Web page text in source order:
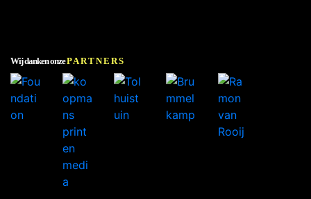
Wij danken onzePARTNERS